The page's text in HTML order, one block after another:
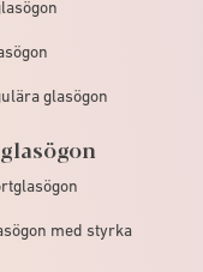
glasögon
med styrka